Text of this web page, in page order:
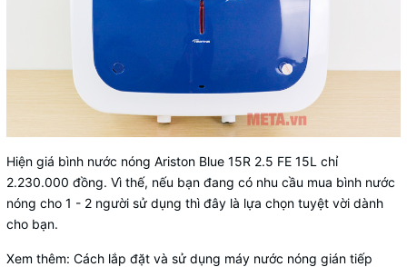
Hiện giá bình nước nóng Ariston Blue 15R 2.5 FE 15L chỉ
2.230.000 đồng. Vì thế, nếu bạn đang có nhu cầu mua bình nước
nóng cho 1 - 2 người sử dụng thì đây là lựa chọn tuyệt vời dành
cho bạn.
Xem thêm: Cách lắp đặt và sử dụng máy nước nóng gián tiếp